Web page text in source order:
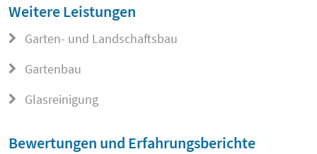
Weitere Leistungen
Garten- und Landschaftsbau
Gartenbau
Glasreinigung
Bewertungen und Erfahrungsberichte